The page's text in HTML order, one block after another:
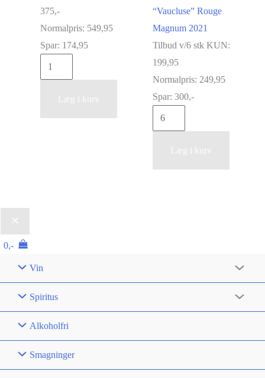
375,-
Normalpris: 549,95
Spar: 174,95
Domaine
La
SarabandeLæg i kurv
“Vaucluse” Rouge
Magnum 2021
Tilbud v/6 stk KUN:
199,95
Normalpris: 249,95
Spar: 300,-
La
Balade
Læg i kurv
0,-
Vin
Spiritus
Alkoholfri
Smagninger